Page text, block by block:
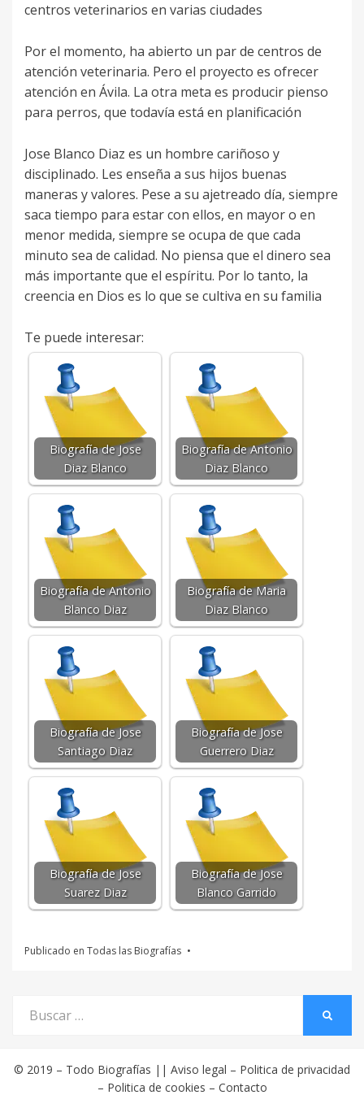
centros veterinarios en varias ciudades
Por el momento, ha abierto un par de centros de
atención veterinaria. Pero el proyecto es ofrecer
atención en Ávila. La otra meta es producir pienso
para perros, que todavía está en planificación
Jose Blanco Diaz es un hombre cariñoso y
disciplinado. Les enseña a sus hijos buenas
maneras y valores. Pese a su ajetreado día, siempre
saca tiempo para estar con ellos, en mayor o en
menor medida, siempre se ocupa de que cada
minuto sea de calidad. No piensa que el dinero sea
más importante que el espíritu. Por lo tanto, la
creencia en Dios es lo que se cultiva en su familia
Te puede interesar:
Biografía de Jose
Diaz Blanco
Biografía de Antonio
Diaz Blanco
Biografía de Antonio
Blanco Diaz
Biografía de Maria
Diaz Blanco
Biografía de Jose
Santiago Diaz
Biografía de Jose
Guerrero Diaz
Biografía de Jose
Suarez Diaz
Biografía de Jose
Blanco Garrido
Publicado en Todas las Biografías
por:
© 2019 – Todo Biografías || Aviso legal – Politica de privacidad
– Politica de cookies – Contacto